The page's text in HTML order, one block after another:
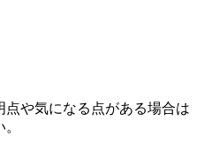
や気になる点がある場合は